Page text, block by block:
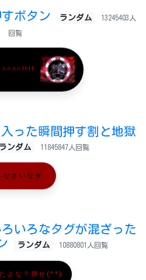
ボタン ランダム 13245403人
回覧
ﾊﾊﾊﾊ!!!!
った瞬間押す割と地獄
ランダム 11845847人回覧
なさいな★
いろなタグが混ざった
ランダム 10880801人回覧
よな？押せ(^^)